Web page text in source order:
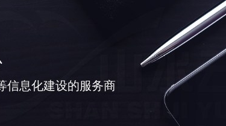
信息化建设的服务商